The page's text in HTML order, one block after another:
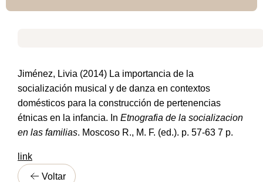
Jiménez, Livia (2014) La importancia de la
socialización musical y de danza en contextos
domésticos para la construcción de pertenencias
étnicas en la infancia. In Etnografia de la socializacion
en las familias. Moscoso R., M. F. (ed.). p. 57-63 7 p.
link
Voltar